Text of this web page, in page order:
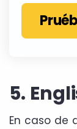
5.
En caso de